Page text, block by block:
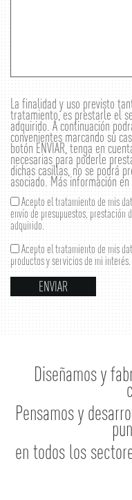
La finalidad y uso previsto
tratamiento, es prestarle el
adquirido. A continuación
convenientes marcando su
botón ENVIAR, tenga en
necesarias para poderle
dichas casillas, no se podrá
asociado. Más información
Acepto el tratamiento de mis
envío de presupuestos,
adquirido.
Acepto el tratamiento de mis
productos y servicios de mi interés.
Diseñamos y
Pensamos y
en todos los